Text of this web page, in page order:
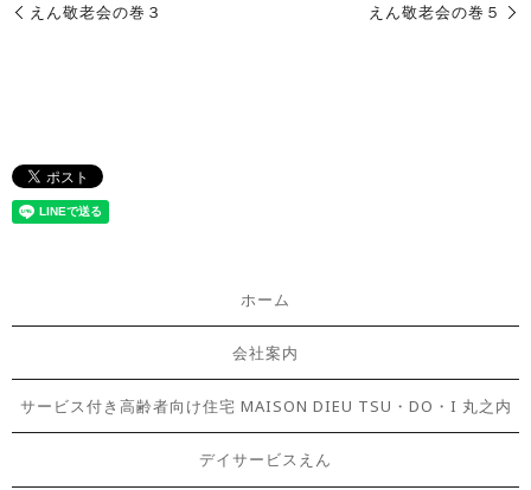
えん敬老会の巻３ えん敬老会の巻５
ホーム
会社案内
サービス付き高齢者向け住宅 MAISON DIEU TSU・DO・I 丸之内
デイサービスえん